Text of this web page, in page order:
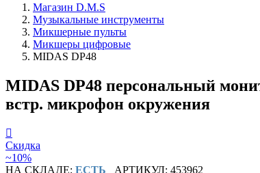
Магазин D.M.S
Музыкальные инструменты
Микшерные пульты
Микшеры цифровые
MIDAS DP48
MIDAS DP48 персональный
встр. микрофон окружения
Скидка
~10%
НА СКЛАДЕ: ЕСТЬ АРТИКУЛ: 453962